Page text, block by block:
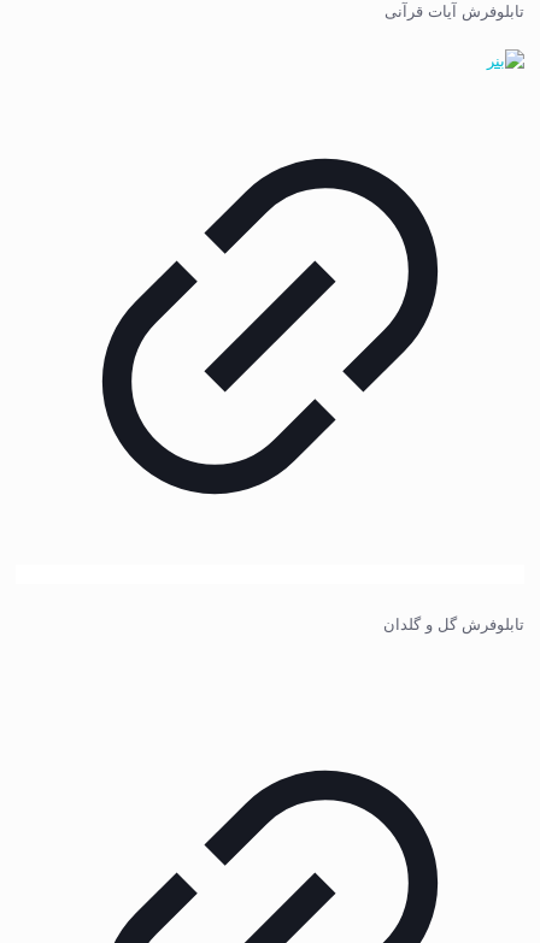
تابلوفرش آیات قرآنی
تابلوفرش گل و گلدان